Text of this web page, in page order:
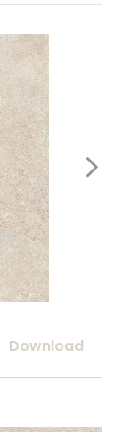
Download